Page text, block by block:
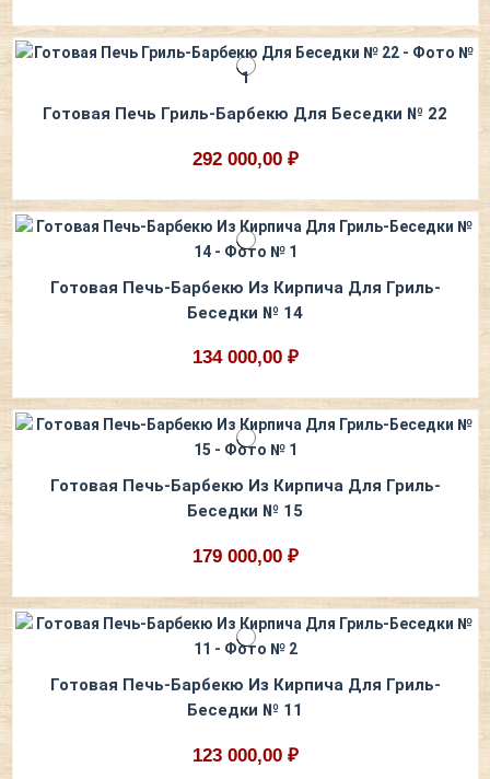
Готовая Печь Гриль-Барбекю Для Беседки № 22
292 000,00 ₽
Готовая Печь-Барбекю Из Кирпича Для Гриль-
Беседки № 14
134 000,00 ₽
Готовая Печь-Барбекю Из Кирпича Для Гриль-
Беседки № 15
179 000,00 ₽
Готовая Печь-Барбекю Из Кирпича Для Гриль-
Беседки № 11
123 000,00 ₽